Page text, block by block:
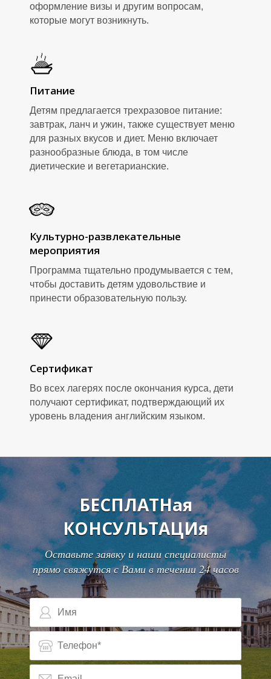
Д
Е
оформление визы и другим вопросам,
которые могут возникнуть.
Питание
Детям предлагается трехразовое питание:
завтрак, ланч и ужин, также существует меню
для разных вкусов и диет. Меню включает
разнообразные блюда, в том числе
диетические и вегетарианские.
Культурно-развлекательные
мероприятия
Программа тщательно продумывается с тем,
чтобы доставить детям удовольствие и
принести образовательную пользу.
Сертификат
Во всех лагерях после окончания курса, дети
получают сертификат, подтверждающий их
уровень владения английским языком.
БЕСПЛАТНая
КОНСУЛЬТАЦИя
Оставьте заявку и наши специалисты
прямо свяжутся с Вами в течении 24 часов